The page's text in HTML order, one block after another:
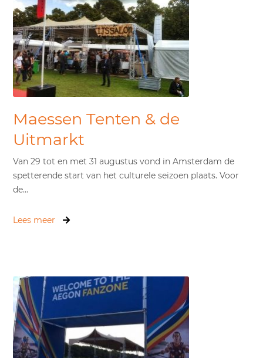
Maessen Tenten & de
Uitmarkt
Van 29 tot en met 31 augustus vond in Amsterdam de
spetterende start van het culturele seizoen plaats. Voor
de...
Lees meer